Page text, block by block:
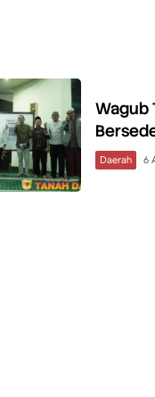
Wagub
Daerah 6